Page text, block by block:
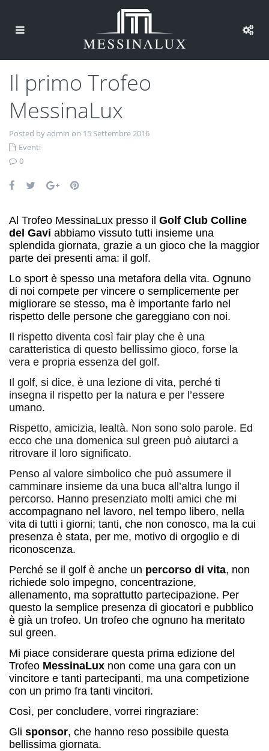
Il primo Trofeo
MessinaLux
Posted by admin on 15 Settembre 2016
Eventi
0
Al Trofeo MessinaLux presso il Golf Club Colline
del Gavi abbiamo vissuto tutti insieme una
splendida giornata, grazie a un gioco che la maggior
parte dei presenti ama: il golf.
Lo sport è spesso una metafora della vita. Ognuno
di noi compete per vincere o semplicemente per
migliorare se stesso, ma è importante farlo nel
rispetto delle persone che gareggiano con noi.
Il rispetto diventa così fair play che è una
caratteristica di questo bellissimo gioco, forse la
vera e propria essenza del golf.
Il golf, si dice, è una lezione di vita, perché ti
insegna il rispetto per la natura e per l’essere
umano.
Rispetto, amicizia, lealtà. Non sono solo parole. Ed
ecco che una domenica sul green può aiutarci a
ritrovare il loro significato.
Penso al valore simbolico che può assumere il
camminare insieme da una buca all’altra lungo il
percorso. Hanno presenziato molti amici che mi
accompagnano nel lavoro, nel tempo libero, nella
vita di tutti i giorni; tanti, che non conosco, ma la cui
presenza è stata, per me, motivo di orgoglio e di
riconoscenza.
Perché se il golf è anche un percorso di vita, non
richiede solo impegno, concentrazione,
allenamento, ma soprattutto partecipazione. Per
questo la semplice presenza di giocatori e pubblico
è già un trofeo. Un trofeo che ognuno ha meritato
sul green.
Mi piace considerare questa prima edizione del
Trofeo MessinaLux non come una gara con un
vincitore e tanti partecipanti, ma una competizione
con un primo fra tanti vincitori.
Così, per concludere, vorrei ringraziare:
Gli sponsor, che hanno reso possibile questa
bellissima giornata.